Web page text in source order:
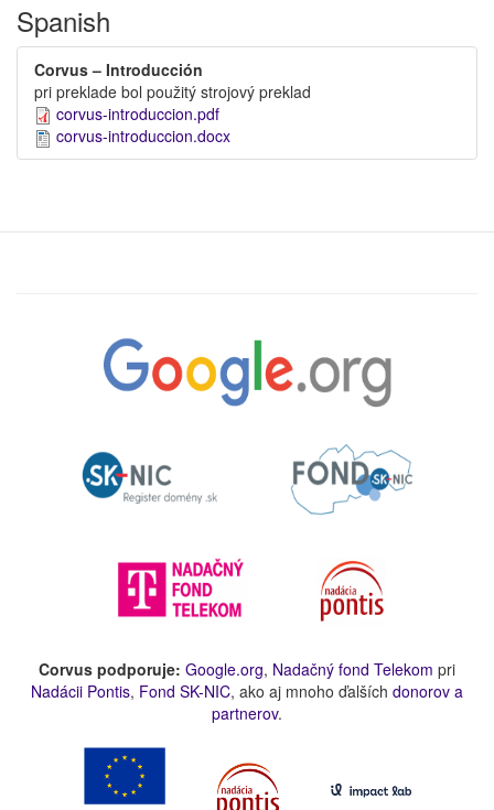
Spanish
Corvus – Introducción
pri preklade bol použitý strojový preklad
corvus-introduccion.pdf
corvus-introduccion.docx
Corvus podporuje: Google.org, Nadačný fond Telekom pri
Nadácii Pontis, Fond SK-NIC, ako aj mnoho ďalších donorov a
partnerov.